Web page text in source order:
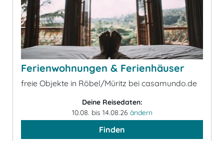
Ferienwohnungen & Ferienhäuser
freie Objekte in Röbel/Müritz bei casamundo.de
Deine Reisedaten:
10.08. bis 14.08.26 ändern
Finden